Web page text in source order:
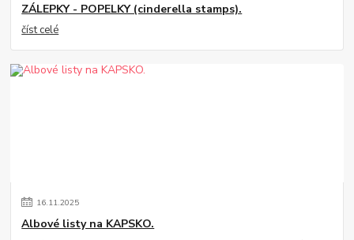
ZÁLEPKY - POPELKY (cinderella stamps).
číst celé
16.11.2025
Albové listy na KAPSKO.